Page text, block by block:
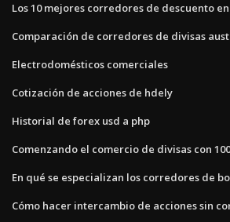
Los 10 mejores corredores de descuento
Comparación de corredores de divisas
Electrodomésticos comerciales
Cotización de acciones de hdely
Historial de forex usd a php
Comenzando el comercio de divisas con
En qué se especializan los corredores de
Cómo hacer intercambio de acciones sin